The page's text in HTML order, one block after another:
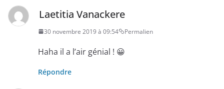
Laetitia Vanackere
30 novembre 2019 à 09:54 Permalien
Haha il a l’air génial ! 😀
Répondre